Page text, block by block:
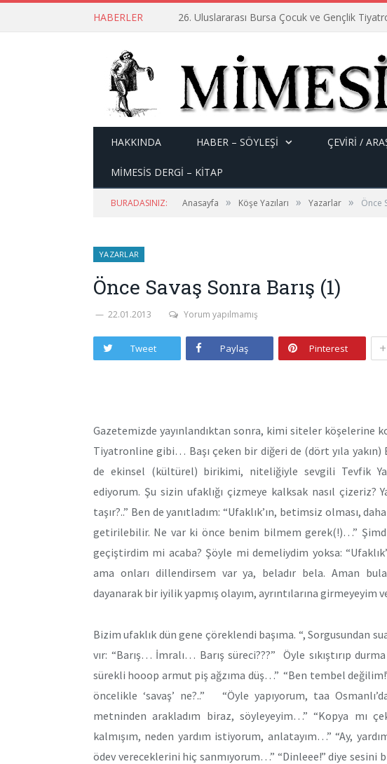
HABERLER 26. Uluslararası Bursa Çocuk ve Gençlik
HAKKINDA HABER – SÖYLEŞI ÇEVİRİ /
MİMESİS DERGİ – KİTAP
BURADASINIZ: Anasayfa » Köşe Yazıları » Yazarlar » Önce
YAZARLAR
Önce Savaş Sonra Barış (1)
22.01.2013 Yorum yapılmamış
Tweet Paylaş Pinterest +
Gazetemizde yayınlandıktan sonra, kimi siteler köşelerine
Tiyatronline gibi… Başı çeken bir diğeri de (dört yıla
de ekinsel (kültürel) birikimi, niteliğiyle sevgili Tevfik
ediyorum. Şu sizin ufaklığı çizmeye kalksak nasıl çizeriz?
taşır?..” Ben de yanıtladım: “Ufaklık’ın, betimsiz olması,
getirilebilir. Ne var ki önce benim bilmem gerek(!)…” Şimdi
geçiştirdim mi acaba? Şöyle mi demeliydim yoksa:
ama onları dillendirsem var ya, beladır bela. Aman
dayanarak bir iyilik yapmış olayım, ayrıntılarına
Bizim ufaklık dün gene çöreklendi başıma. “, Sorgusundan
vır: “Barış… İmralı… Barış süreci???” Öyle sıkıştırıp
sürekli hooop armut piş ağzıma düş…” “Ben tembel değilim!”
öncelikle ‘savaş’ ne?..” “Öyle yapıyorum, taa
metninden arakladım biraz, söyleyeyim…” “Kopya mı
kalmışım, neden yardım istiyorum, anlatayım…” “Ay,
ödev vereceklerini hiç sanmıyorum…” “Dinleee!” diye